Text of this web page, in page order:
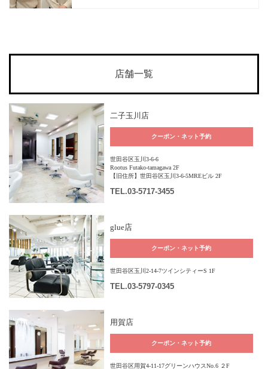
店舗一覧
二子玉川店
クーポン・ネット予約
世田谷区玉川3-6-6
Rootus Futako-tamagawa 2F
【旧住所】世田谷区玉川3-6-5MREビル 2F
TEL.03-5717-3455
glue店
クーポン・ネット予約
世田谷区玉川2-14-7ツインシティーS 1F
TEL.03-5797-0345
用賀店
クーポン・ネット予約
世田谷区用賀4-11-17グリーンハウスNo.6 ２F